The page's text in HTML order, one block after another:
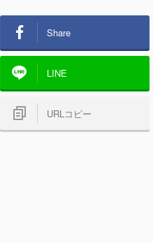
Share
LINE
URLコピー